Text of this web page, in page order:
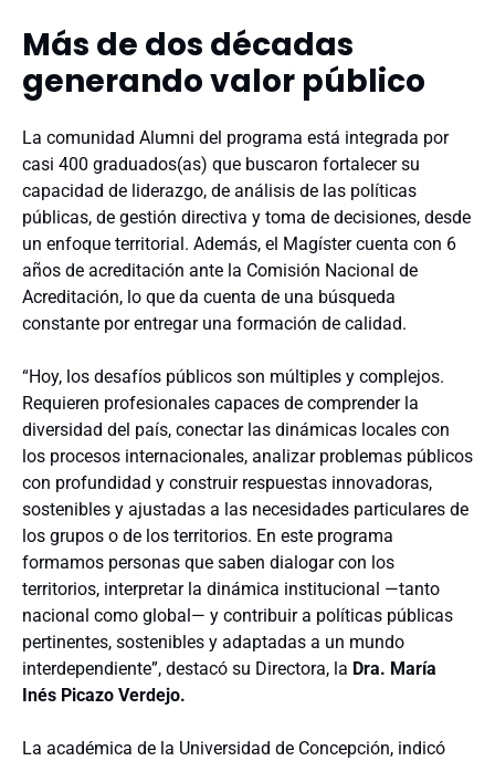
Más de dos décadas
generando valor público
La comunidad Alumni del programa está integrada por
casi 400 graduados(as) que buscaron fortalecer su
capacidad de liderazgo, de análisis de las políticas
públicas, de gestión directiva y toma de decisiones, desde
un enfoque territorial. Además, el Magíster cuenta con 6
años de acreditación ante la Comisión Nacional de
Acreditación, lo que da cuenta de una búsqueda
constante por entregar una formación de calidad.
“Hoy, los desafíos públicos son múltiples y complejos.
Requieren profesionales capaces de comprender la
diversidad del país, conectar las dinámicas locales con
los procesos internacionales, analizar problemas públicos
con profundidad y construir respuestas innovadoras,
sostenibles y ajustadas a las necesidades particulares de
los grupos o de los territorios. En este programa
formamos personas que saben dialogar con los
territorios, interpretar la dinámica institucional —tanto
nacional como global— y contribuir a políticas públicas
pertinentes, sostenibles y adaptadas a un mundo
interdependiente”, destacó su Directora, la Dra. María
Inés Picazo Verdejo.
La académica de la Universidad de Concepción, indicó